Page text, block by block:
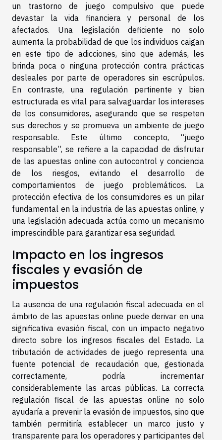
un trastorno de juego compulsivo que puede
devastar la vida financiera y personal de los
afectados. Una legislación deficiente no solo
aumenta la probabilidad de que los individuos caigan
en este tipo de adicciones, sino que además, les
brinda poca o ninguna protección contra prácticas
desleales por parte de operadores sin escrúpulos.
En contraste, una regulación pertinente y bien
estructurada es vital para salvaguardar los intereses
de los consumidores, asegurando que se respeten
sus derechos y se promueva un ambiente de juego
responsable. Este último concepto, “juego
responsable”, se refiere a la capacidad de disfrutar
de las apuestas online con autocontrol y conciencia
de los riesgos, evitando el desarrollo de
comportamientos de juego problemáticos. La
protección efectiva de los consumidores es un pilar
fundamental en la industria de las apuestas online, y
una legislación adecuada actúa como un mecanismo
imprescindible para garantizar esa seguridad.
Impacto en los ingresos
fiscales y evasión de
impuestos
La ausencia de una regulación fiscal adecuada en el
ámbito de las apuestas online puede derivar en una
significativa evasión fiscal, con un impacto negativo
directo sobre los ingresos fiscales del Estado. La
tributación de actividades de juego representa una
fuente potencial de recaudación que, gestionada
correctamente, podría incrementar
considerablemente las arcas públicas. La correcta
regulación fiscal de las apuestas online no solo
ayudaría a prevenir la evasión de impuestos, sino que
también permitiría establecer un marco justo y
transparente para los operadores y participantes del